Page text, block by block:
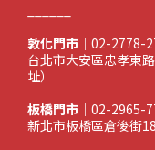
敦化門市 ｜02-2778-
台北市大安區忠孝東
址）
板橋門市 ｜02-2965-
新北市板橋區倉後街